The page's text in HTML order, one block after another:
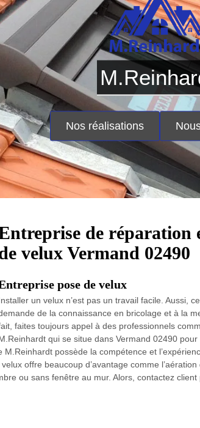
Nos réalisations
de réparation
velux Vermand 02490
pose de velux
un velux n’est pas un travail facile. Aussi,
de la connaissance en bricolage et à la
faites toujours appel à des professionnels
qui se situe dans Vermand 02490 pour
M.Reinhardt possède la compétence et
offre beaucoup d’avantage comme l’aération
ou sans fenêtre au mur. Alors, contactez